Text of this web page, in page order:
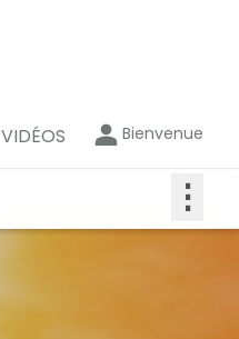
VIDÉOS Bienvenue
⋮